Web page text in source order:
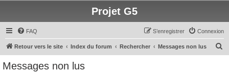
Projet G5
FAQ Connexion
S’enregistrer
Retour vers le site Index du forum Rechercher Messages non lus
Messages non lus